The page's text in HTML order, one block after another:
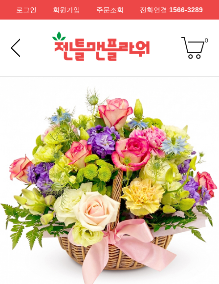
로그인 회원가입 주문조회 전화연결:1566-3289
0